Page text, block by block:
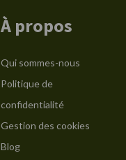
À propos
Qui sommes-nous
Politique de
confidentialité
Gestion des cookies
Blog